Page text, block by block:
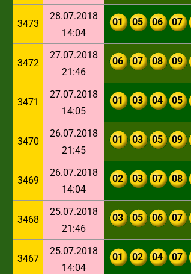
3473
28.07.2018
14:04
01 05 06 07
3472
27.07.2018
21:46
06 07 08 09
3471
27.07.2018
14:05
01 03 04 05
3470
26.07.2018
21:45
01 03 05 09
3469
26.07.2018
14:04
02 03 07 08
3468
25.07.2018
21:46
03 05 06 07
3467
25.07.2018
14:04
01 02 04 07